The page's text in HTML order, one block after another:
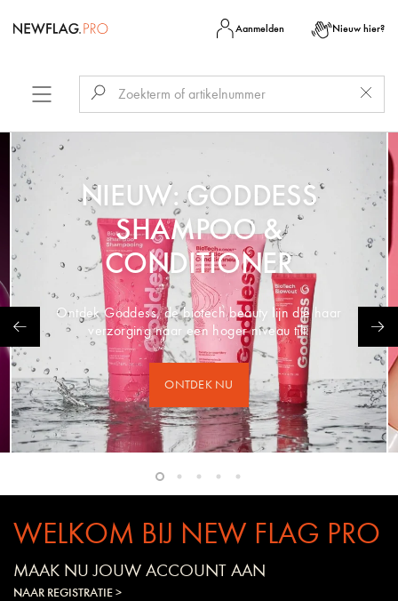
Aanmelden Nieuw hier?
NIEUW: GODDESS
SHAMPOO &
CONDITIONER
Ontdek Goddess, de biotech beauty lijn die haar
verzorging naar een hoger niveau tilt.
ONTDEK NU
WELKOM BIJ NEW FLAG PRO
MAAK NU JOUW ACCOUNT AAN
NAAR REGISTRATIE >